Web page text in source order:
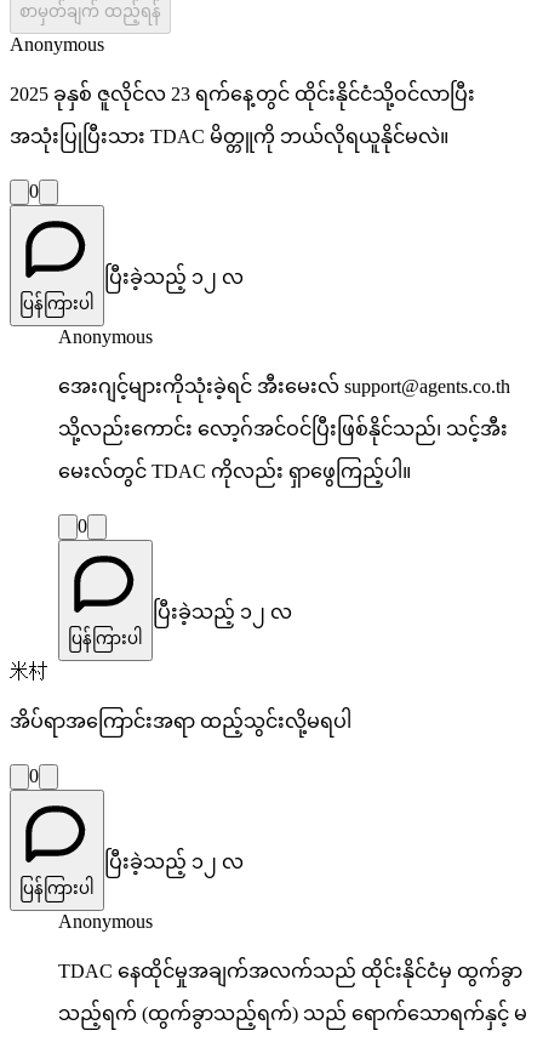
စာမှတ်ချက် ထည့်ရန်
Anonymous
2025 ခုနှစ် ဇူလိုင်လ 23 ရက်နေ့တွင် ထိုင်းနိုင်ငံသို့ဝင်လာပြီး
အသုံးပြုပြီးသား TDAC မိတ္တူကို ဘယ်လိုရယူနိုင်မလဲ။
0
ပြန်ကြားပါ
ပြီးခဲ့သည့် ၁၂ လ
Anonymous
အေးဂျင့်များကိုသုံးခဲ့ရင် အီးမေးလ် support@agents.co.th
သို့လည်းကောင်း လော့ဂ်အင်ဝင်ပြီးဖြစ်နိုင်သည်၊ သင့်အီး
မေးလ်တွင် TDAC ကိုလည်း ရှာဖွေကြည့်ပါ။
0
ပြန်ကြားပါ
ပြီးခဲ့သည့် ၁၂ လ
米村
အိပ်ရာအကြောင်းအရာ ထည့်သွင်းလို့မရပါ
0
ပြန်ကြားပါ
ပြီးခဲ့သည့် ၁၂ လ
Anonymous
TDAC နေထိုင်မှုအချက်အလက်သည် ထိုင်းနိုင်ငံမှ ထွက်ခွာ
သည့်ရက် (ထွက်ခွာသည့်ရက်) သည် ရောက်သောရက်နှင့် မ